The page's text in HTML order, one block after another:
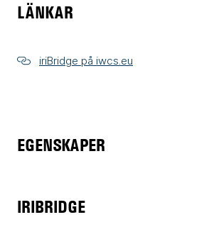
LÄNKAR
iriBridge på iwcs.eu
EGENSKAPER
IRIBRIDGE